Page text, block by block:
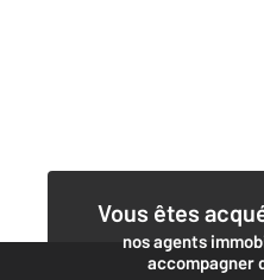
Vous êtes
nos agents
accompagner